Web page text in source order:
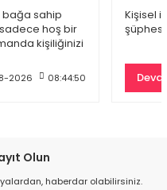
100 Ml
bağa sahip
hoş bir
kişiliğinizi
2026 08:44:50
Kişisel
Olun
haberdar olabilirsiniz.